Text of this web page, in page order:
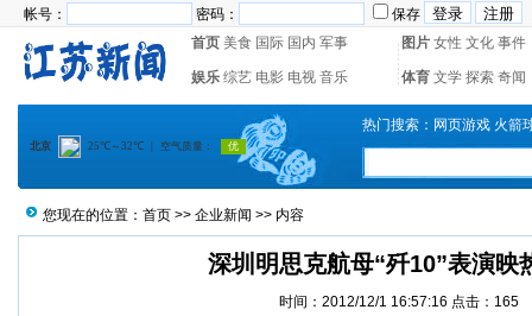
帐号： 密码：
保存
首页 美食 国际 国内 军事 图片 女性 文化 事件
娱乐 综艺 电影 电视 音乐 体育 文学 探索 奇闻
热门搜索： 网页游戏 火箭
您现在的位置： 首页 >> 企业新闻 >> 内容
深圳明思克航母“歼10”表演映
时间：2012/12/1 16:57:16 点击： 165